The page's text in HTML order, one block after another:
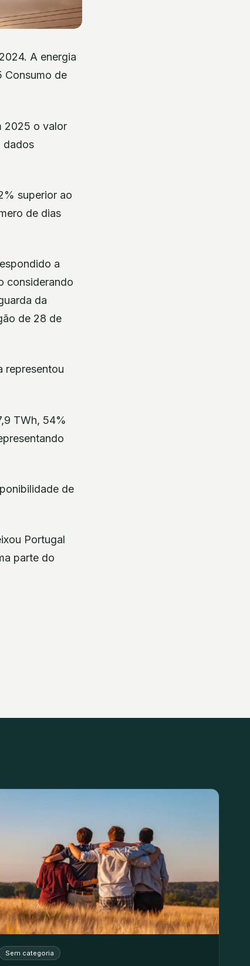
A energia
Consumo de
2025 o valor
dados
superior ao
de dias
a
considerando
da
de 28 de
representou
TWh, 54%
de
Portugal
parte do
Sem categoria